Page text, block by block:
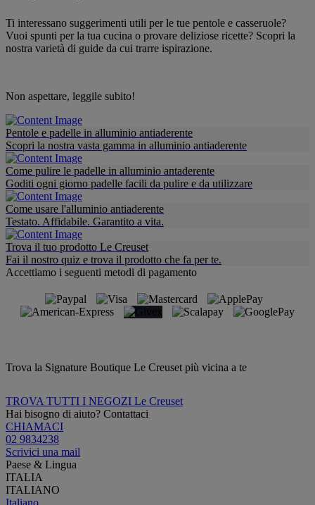
Ti interessano suggerimenti utili per le tue pentole e casseruole?
Vuoi spunti per la tua cucina o provare deliziose ricette? Scopri la
nostra varietà di guide da cui trarre ispirazione.
Non aspettare, leggile subito!
Pentole e padelle in alluminio antiaderente
Scopri la nostra vasta gamma in alluminio antiaderente
Come pulire le padelle in alluminio antaderente
Goditi ogni giorno padelle facili da pulire e da utilizzare
Come usare l'alluminio antiaderente
Testato. Affidabile. Garantito a vita.
Trova il tuo prodotto Le Creuset
Fai il nostro quiz e trova il prodotto che fa per te.
Accettiamo i seguenti metodi di pagamento
Trova la Signature Boutique Le Creuset più vicina a te
TROVA TUTTI I NEGOZI Le Creuset
Hai bisogno di aiuto? Contattaci
CHIAMACI
02 9834238
Scrivici una mail
Paese & Lingua
ITALIA
ITALIANO
Italiano